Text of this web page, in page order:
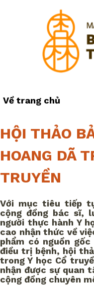
Về trang chủ
HỘI THẢO
HOANG DÃ
TRUYỀN
Với mục tiêu tiếp
cộng đồng bác sĩ,
người thực hành Y
cao nhận thức về
phẩm có nguồn
điều trị bệnh, hội
trong Y học Cổ
nhận được sự quan
cộng đồng chuyên